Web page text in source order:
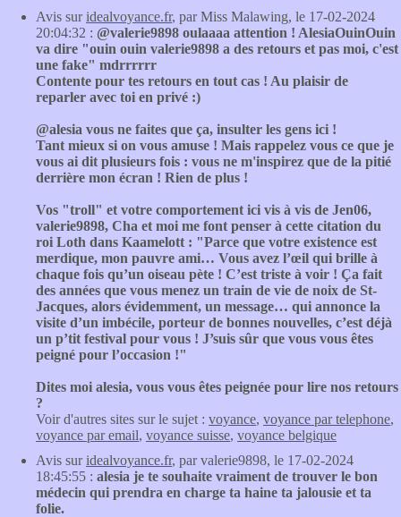
Avis suridealvoyance.fr, par Miss Malawing, le 17-02-2024
20:04:32 : @valerie9898 oulaaaa attention ! AlesiaOuinOuin
va dire "ouin ouin valerie9898 a des retours et pas moi, c'est
une fake" mdrrrrrr
Contente pour tes retours en tout cas ! Au plaisir de
reparler avec toi en privé :)
@alesia vous ne faites que ça, insulter les gens ici !
Tant mieux si on vous amuse ! Mais rappelez vous ce que je
vous ai dit plusieurs fois : vous ne m'inspirez que de la pitié
derrière mon écran ! Rien de plus !
Vos "troll" et votre comportement ici vis à vis de Jen06,
valerie9898, Cha et moi me font penser à cette citation du
roi Loth dans Kaamelott : "Parce que votre existence est
merdique, mon pauvre ami… Vous avez l’œil qui brille à
chaque fois qu’un oiseau pète ! C’est triste à voir ! Ça fait
des années que vous menez un train de vie de noix de St-
Jacques, alors évidemment, un message… qui annonce la
visite d’un imbécile, porteur de bonnes nouvelles, c’est déjà
un p’tit festival pour vous ! J’suis sûr que vous vous êtes
peigné pour l’occasion !"
Dites moi alesia, vous vous êtes peignée pour lire nos retours
?
Voir d'autres sites sur le sujet : voyance, voyance par telephone,
voyance par email, voyance suisse, voyance belgique
Avis suridealvoyance.fr, par valerie9898, le 17-02-2024
18:45:55 : alesia je te souhaite vraiment de trouver le bon
médecin qui prendra en charge ta haine ta jalousie et ta
folie.